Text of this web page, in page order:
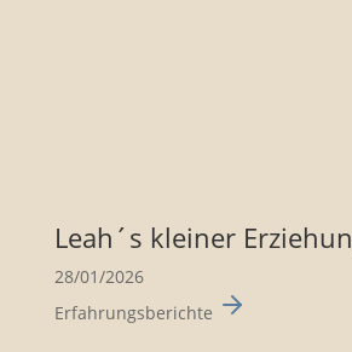
Leah´s kleiner
28/01/2026
Erfahrungsberichte